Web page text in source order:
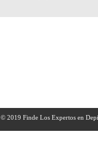
© 2019 Finde Los Expertos en